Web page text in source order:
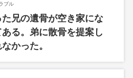
ブル
兄の遺骨が空き家にな
る。弟に散骨を提案し
かった。